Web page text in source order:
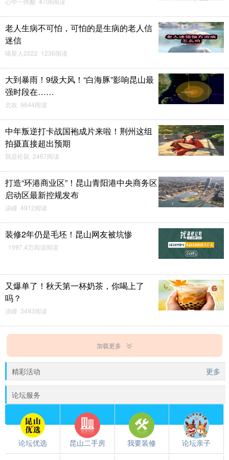
老人生病不可怕，可怕的是生病的老人信
迷信
喵星人2022 1236阅读
大到暴雨！9级大风！“白海豚”影响昆山最
强时段在……
北欢 9644阅读
中年叛逆打卡战国袍成片来啦！荆州这组
拍摄直接超出预期
我是松鼠 2467阅读
打造“环港商业区”！昆山青阳港中央商务区
启动区最新控规发布
凉瞳 4912阅读
装修2年仍是毛坯！昆山网友被坑惨
1997.4万阅读阅读
又爆单了！秋天第一杯奶茶，你喝上了
吗？
凉瞳 3493阅读
加载更多
精彩活动 更多
论坛服务
论坛优选 昆山二手房 我要装修 论坛亲子